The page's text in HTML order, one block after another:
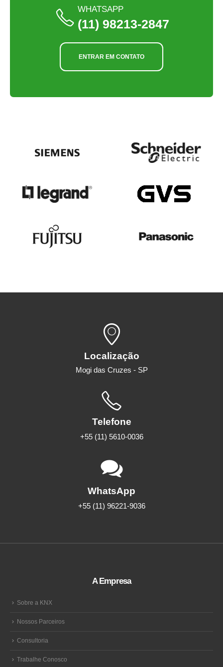
WHATSAPP
(11) 98213-2847
ENTRAR EM CONTATO
Localização
Mogi das Cruzes - SP
Telefone
+55 (11) 5610-0036
WhatsApp
+55 (11) 96221-9036
A Empresa
Sobre a KNX
Nossos Parceiros
Consultoria
Trabalhe Conosco